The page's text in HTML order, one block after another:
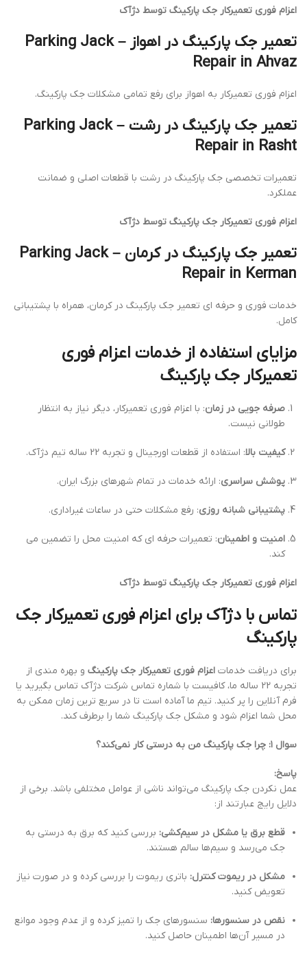
اعزام فوری تعمیرکار جک پارکینگ توسط دژآک
تعمیر جک پارکینگ در اهواز – Parking Jack
Repair in Ahvaz
اعزام فوری تعمیرکار به اهواز برای رفع تمامی مشکلات جک پارکینگ.
تعمیر جک پارکینگ در رشت – Parking Jack
Repair in Rasht
تعمیرات تخصصی جک پارکینگ در رشت با قطعات اصلی و ضمانت
عملکرد.
اعزام فوری تعمیرکار جک پارکینگ توسط دژآک
تعمیر جک پارکینگ در کرمان – Parking Jack
Repair in Kerman
خدمات فوری و حرفه ای تعمیر جک پارکینگ در کرمان، همراه با پشتیبانی
کامل.
مزایای استفاده از خدمات اعزام فوری
تعمیرکار جک پارکینگ
صرفه جویی در زمان: با اعزام فوری تعمیرکار، دیگر نیاز به انتظار
طولانی نیست.
کیفیت بالا: استفاده از قطعات اورجینال و تجربه 22 ساله تیم دژآک.
پوشش سراسری: ارائه خدمات در تمام شهرهای بزرگ ایران.
پشتیبانی شبانه روزی: رفع مشکلات حتی در ساعات غیراداری.
امنیت و اطمینان: تعمیرات حرفه ای که امنیت محل را تضمین می
کند.
اعزام فوری تعمیرکار جک پارکینگ توسط دژآک
تماس با دژآک برای اعزام فوری تعمیرکار جک
پارکینگ
برای دریافت خدمات اعزام فوری تعمیرکار جک پارکینگ و بهره مندی از
تجربه 22 ساله ما، کافیست با شماره تماس شرکت دژآک تماس بگیرید یا
فرم آنلاین را پر کنید. تیم ما آماده است تا در سریع ترین زمان ممکن به
محل شما اعزام شود و مشکل جک پارکینگ شما را برطرف کند.
سوال ۱: چرا جک پارکینگ من به درستی کار نمی‌کند؟
پاسخ:
عمل نکردن جک پارکینگ می‌تواند ناشی از عوامل مختلفی باشد. برخی از
دلایل رایج عبارتند از:
قطع برق یا مشکل در سیم‌کشی: بررسی کنید که برق به درستی به
جک می‌رسد و سیم‌ها سالم هستند.
مشکل در ریموت کنترل: باتری ریموت را بررسی کرده و در صورت نیاز
تعویض کنید.
نقص در سنسورها: سنسورهای جک را تمیز کرده و از عدم وجود موانع
در مسیر آن‌ها اطمینان حاصل کنید.